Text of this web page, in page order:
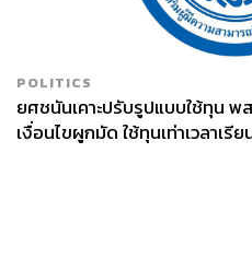
POLITICS
ยศชนันเคาะปรับรูปแบบใช้ทุน
เงื่อนไขผูกมัด ใช้ทุนเท่าเวลาเ